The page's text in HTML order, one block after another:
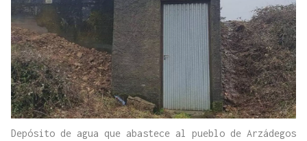
Depósito de agua que abastece al pueblo de Arzádegos